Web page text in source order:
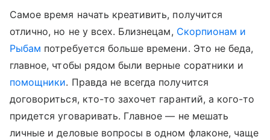
Самое время начать креативить, получится
отлично, но не у всех. Близнецам, Скорпионам и
Рыбам потребуется больше времени. Это не беда,
главное, чтобы рядом были верные соратники и
помощники. Правда не всегда получится
договориться, кто-то захочет гарантий, а кого-то
придется уговаривать. Главное — не мешать
личные и деловые вопросы в одном флаконе, чаще